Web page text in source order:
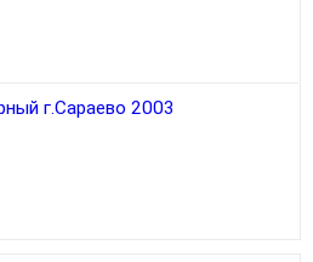
г.Сараево 2003